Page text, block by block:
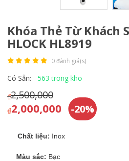
Khóa Thẻ Từ Khách
HLOCK HL8919
0 đánh giá(s)
Có Sẵn: 563 trong kho
₫2,500,000
₫2,000,000 -20%
Chất liệu: Inox
Màu sắc: Bạc